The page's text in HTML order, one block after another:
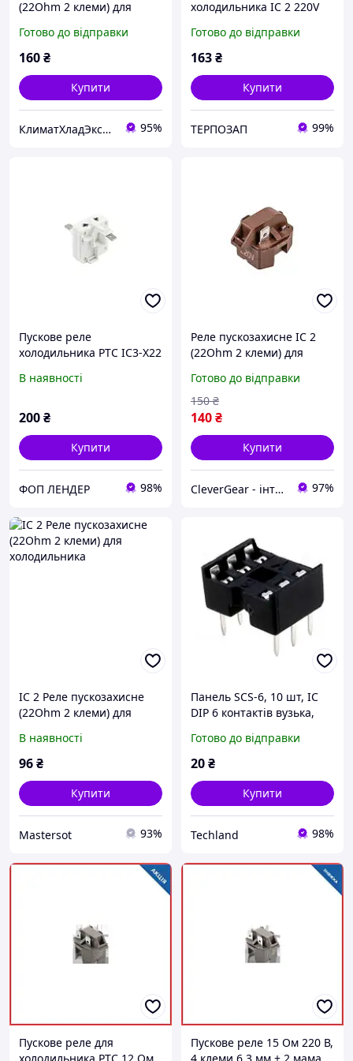
(22Ohm 2 клеми) для
Готово до відправки
160₴
Купити
КлиматХладЭксперт 95%
холодильника IC 2 220V
RF06000048
Готово до відправки
163₴
Купити
ТЕРПОЗАП 99%
Пускове реле
холодильника PTC IC3-X22
клеми
В наявності
200₴
Купити
ФОП ЛЕНДЕР 98%
Реле пускозахисне IC 2
(22Ohm 2 клеми) для
Готово до відправки
140₴
150 ₴
Купити
CleverGear - інтернет-магазин, запчастини до побутової техніки, побутова хімія, автоаксесуари 97%
IC 2 Реле пускозахисне
(22Ohm 2 клеми) для
В наявності
96₴
Купити
Mastersot 93%
Панель SCS-6, 10 шт, IC
DIP 6 контактів вузька,
оптронів та реле
Готово до відправки
20₴
Купити
Techland 98%
Пускове реле для
Пускове реле 15 Ом 220 В,